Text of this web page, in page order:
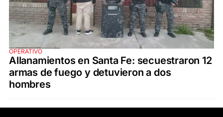
OPERATIVO
Allanamientos en Santa Fe: secuestraron 12
armas de fuego y detuvieron a dos
hombres